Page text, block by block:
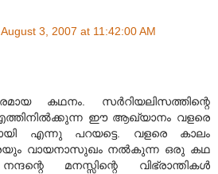
3, 2007 at 11:42:00 AM
കഥനം. സര്‍‌റിയലിസത്തിന്റെ
ഈ ആഖ്യാനം വളരെ
എന്നു പറയട്ടെ. വളരെ കാലം
വായനാസുഖം നല്‍കുന്ന ഒരു കഥ
മനസ്സിന്റെ വിഭ്രാന്തികള്‍